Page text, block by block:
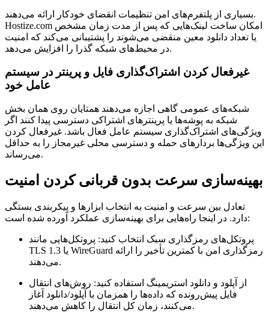
بسیاری از پلتفرم‌های امن تنظیمات انقضای خودکار ارائه می‌دهند.
Hostize.com امکان ساخت لینک‌هایی که پس از مدت زمان مشخص
یا تعداد دانلود معین منقضی می‌شوند را پشتیبانی می‌کند که امنیت
در محیط‌های شبکه گذرا را افزایش می‌دهد.
غیرفعال کردن اشتراک‌گذاری فایل و پرینتر در سیستم
عامل خود
شبکه‌های عمومی گاهی اجازه می‌دهند همتایان روی همان بخش
شبکه به پوشه‌ها یا پرینترهای اشتراکی دسترسی پیدا کنند اگر
ویژگی‌های اشتراک‌گذاری سیستم عامل فعال باشد. غیرفعال کردن
این ویژگی‌ها بردارهای حمله و دسترسی محلی غیرمجاز را به حداقل
می‌رساند.
بهینه‌سازی سرعت بدون قربانی کردن امنیت
تعادل بین سرعت و امنیت به انتخاب ابزارها و پیکربندی بستگی
دارد. در اینجا راه‌هایی برای بهینه‌سازی عملکرد آورده شده است:
پروتکل‌های رمزگذاری سبک انتخاب کنید: پروتکل‌هایی مانند
TLS 1.3 یا WireGuard رمزگذاری امن با کمترین تأخیر را ارائه
می‌دهند.
از آپلود و دانلود استریمینگ استفاده کنید: روش‌های انتقال
فایل پیش‌رونده که داده‌ها را همزمان با آپلود/دانلود آغاز
می‌کنند، زمان کل انتقال را کاهش می‌دهند.